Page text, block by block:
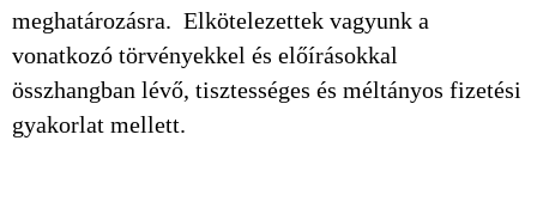
meghatározásra. Elkötelezettek vagyunk a
vonatkozó törvényekkel és előírásokkal
összhangban lévő, tisztességes és méltányos fizetési
gyakorlat mellett.